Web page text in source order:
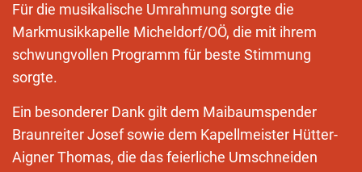
Für die musikalische Umrahmung sorgte die
Markmusikkapelle Micheldorf/OÖ, die mit ihrem
schwungvollen Programm für beste Stimmung
sorgte.
Ein besonderer Dank gilt dem Maibaumspender
Braunreiter Josef sowie dem Kapellmeister Hütter-
Aigner Thomas, die das feierliche Umschneiden